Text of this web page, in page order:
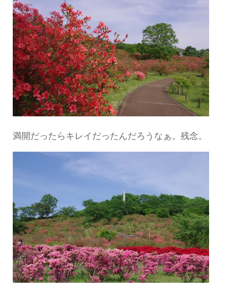
満開だったらキレイだったんだろうなぁ。残念。